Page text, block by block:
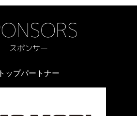
トップパートナー